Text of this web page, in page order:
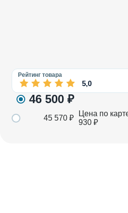
Рейтинг товара
5,0
46 500 ₽
45 570 ₽
Цена по
930 ₽